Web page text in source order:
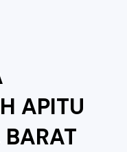
APITU
BARAT